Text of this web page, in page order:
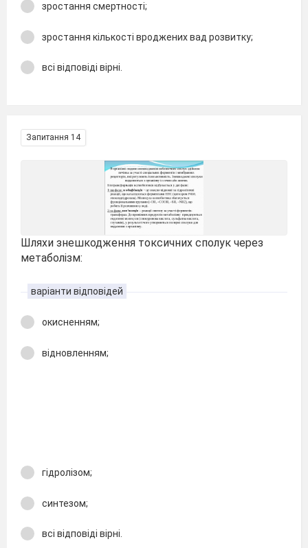
зростання смертності;
зростання кількості вроджених вад розвитку;
всі відповіді вірні.
Запитання 14
Шляхи знешкодження токсичних сполук через
метаболізм:
варіанти відповідей
окисненням;
відновленням;
гідролізом;
синтезом;
всі відповіді вірні.